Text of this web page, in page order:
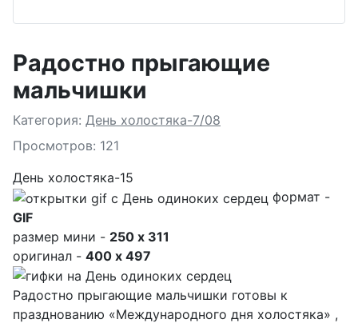
Радостно прыгающие
мальчишки
Подробности
Категория: День холостяка-7/08
Просмотров: 121
День холостяка-15
формат -
GIF
размер мини - 250 x 311
оригинал - 400 x 497
Радостно прыгающие мальчишки готовы к
празднованию «Международного дня холостяка» ,